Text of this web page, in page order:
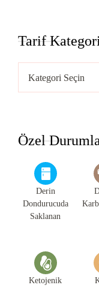
Tarif
Kategorileri
Özel
Derin
Dondurucuda
Saklanan
Ketojenik